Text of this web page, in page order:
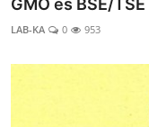
GMO és BSE/
LAB-KA 0 953